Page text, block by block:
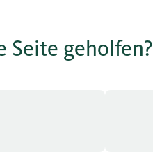
Seite geholfen?